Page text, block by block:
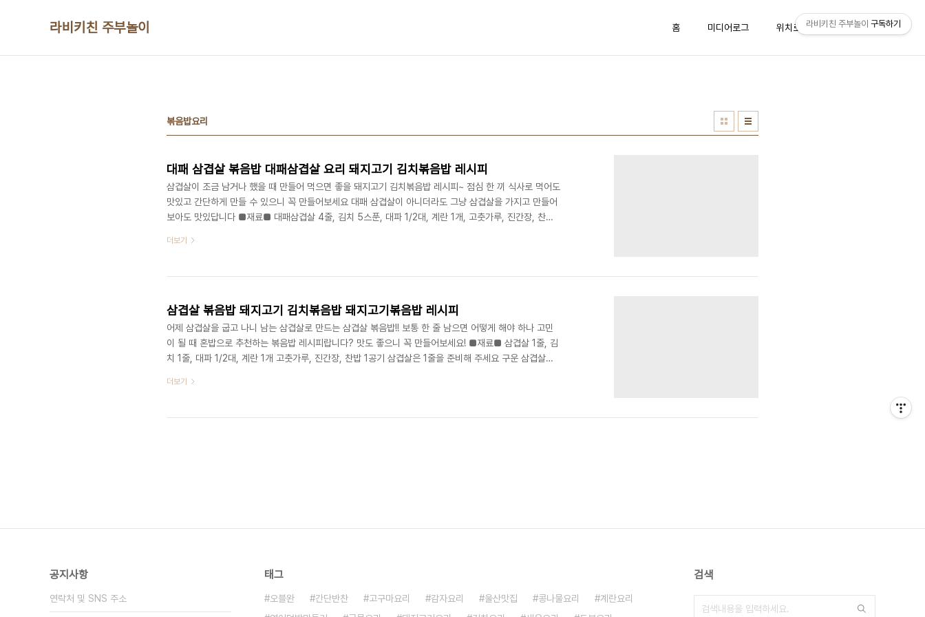
라비키친 주부놀이 홈 미디어로그 위치로그 방명록
볶음밥요리
대패 삼겹살 볶음밥 대패삼겹살 요리 돼지고기 김치볶음밥 레시피
삼겹살이 조금 남거나 했을 때 만들어 먹으면 좋을 돼지고기 김치볶음밥 레시피~ 점심 한 끼 식사로 먹어도
맛있고 간단하게 만들 수 있으니 꼭 만들어보세요 대패 삼겹살이 아니더라도 그냥 삼겹살을 가지고 만들어
보아도 맛있답니다 ■재료■ 대패삼겹살 4줄, 김치 5스푼, 대파 1/2대, 계란 1개, 고춧가루, 진간장, 찬밥
넣으면 느끼할 수 있으니 참고하세요! 김치는 대략 5스푼 정도의 양을 준비합니다 대파도 1/2대를 잘라서
다 익으면 대파와 같이 볶아주세요! 그리고 김치를 넣고 잘 볶아줍니다 물기가 없어..
더보기
삼겹살 볶음밥 돼지고기 김치볶음밥 돼지고기볶음밥 레시피
어제 삼겹살을 굽고 나니 남는 삼겹살로 만드는 삼겹살 볶음밥!! 보통 한 줄 남으면 어떻게 해야 하나 고민
이 될 때 혼밥으로 추천하는 볶음밥 레시피랍니다? 맛도 좋으니 꼭 만들어보세요! ■재료■ 삼겹살 1줄, 김
치 1줄, 대파 1/2대, 계란 1개 고춧가루, 진간장, 찬밥 1공기 삼겹살은 1줄을 준비해 주세요 구운 삼겹살도
다 삼겹살을 구울 동안 두 가지 재료를 준비하는데요 대파를 1/2대를 잘게 썰어주세요 파 기름을 낼 때 사
구워진다면 대파를 넣어줍니다 그럼 대파향이 솔솔 나서 맛있게 된답니다 그리고 김치..
더보기
공지사항
연락처 및 SNS 주소
태그
오블완 간단반찬 고구마요리 감자요리 울산맛집 콩나물요리
계란요리
검색
라비키친 주부놀이 구독하기